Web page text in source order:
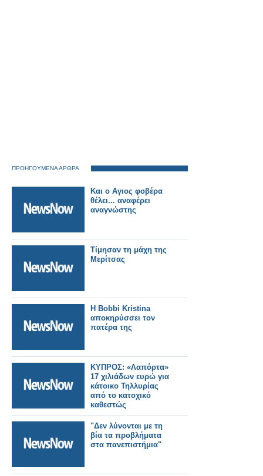
ΠΡΟΗΓΟΥΜΕΝΑ ΑΡΘΡΑ
Kαι ο Αγιος φοβέρα
θέλει... αναφέρει
αναγνώστης
Τίμησαν τη μάχη της
Μερίτσας
Η Bobbi Kristina
αποκηρύσσει τον
πατέρα της
ΚΥΠΡΟΣ: «Λαπόρτα»
17 χιλιάδων ευρώ για
κάτοικο Τηλλυρίας
από το κατοχικό
καθεστώς
"Δεν λύνονται με τη
βία τα προβλήματα
στα πανεπιστήμια"